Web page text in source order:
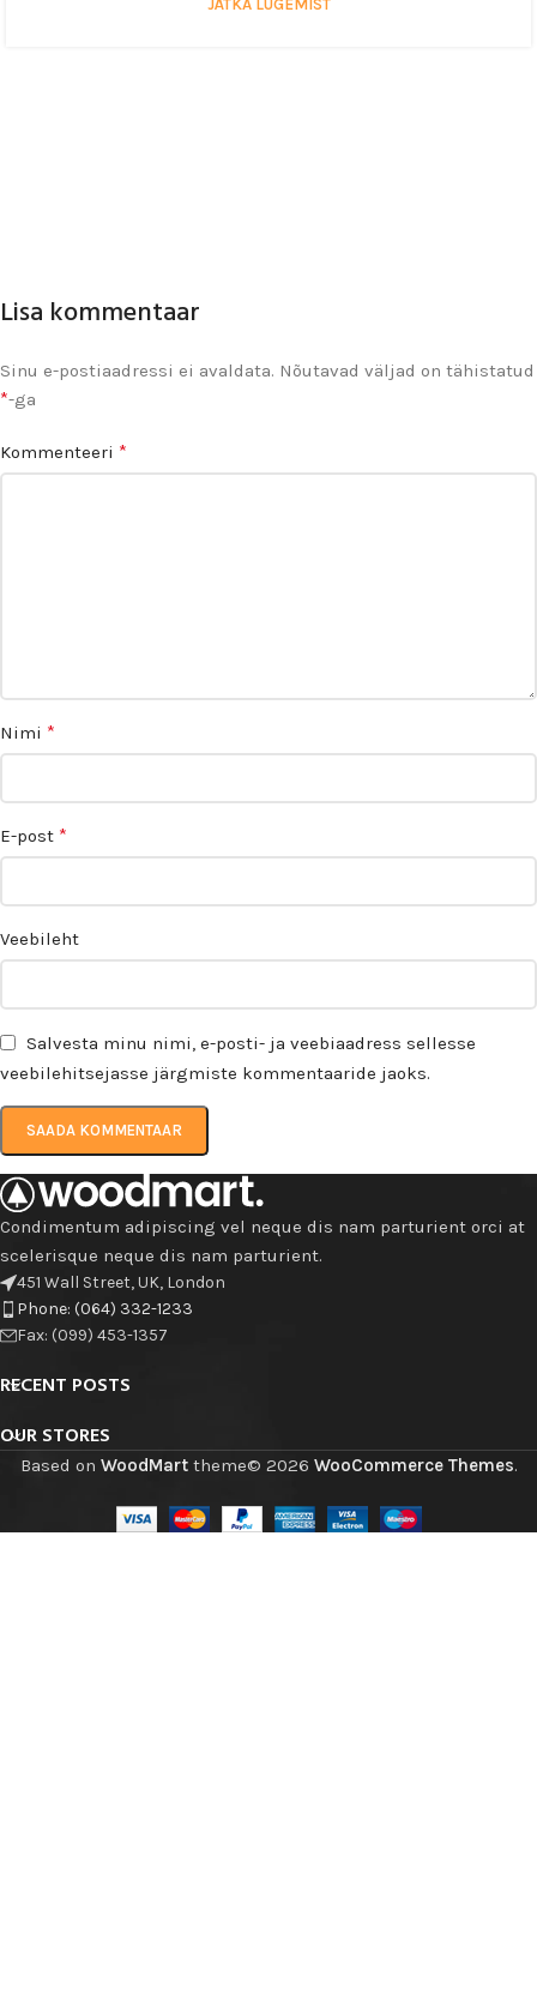
JÄTKA LUGEMIST
Lisa kommentaar
Sinu e-postiaadressi ei avaldata. Nõutavad väljad on tähistatud
*-ga
Kommenteeri *
Nimi *
E-post *
Veebileht
Salvesta minu nimi, e-posti- ja veebiaadress sellesse
veebilehitsejasse järgmiste kommentaaride jaoks.
Condimentum adipiscing vel neque dis nam parturient orci at
scelerisque neque dis nam parturient.
451 Wall Street, UK, London
Phone: (064) 332-1233
Fax: (099) 453-1357
RECENT POSTS
OUR STORES
Based on WoodMarttheme© 2026 WooCommerce Themes.